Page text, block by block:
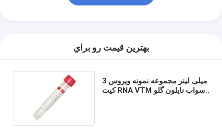
بهترين قيمت رو براي
3 میلی لیتر مجموعه نمونه ویروس
کیت RNA VTM سواب نایلون گلو